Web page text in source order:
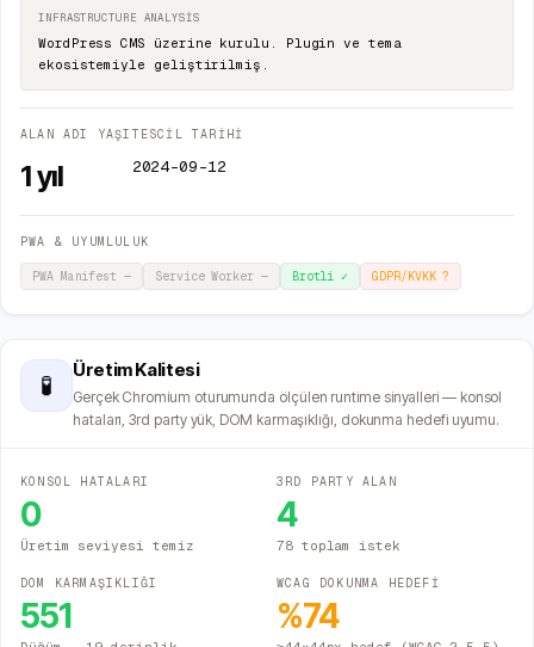
INFRASTRUCTURE ANALYSIS
WordPress CMS üzerine kurulu. Plugin ve tema
ekosistemiyle geliştirilmiş.
ALAN ADI YAŞI
1yıl
TESCİL TARİHİ
2024-09-12
PWA & UYUMLULUK
PWA Manifest— Service Worker — Brotli✓ GDPR/KVKK?
🧪
Üretim Kalitesi
Gerçek Chromium oturumunda ölçülen runtime sinyalleri — konsol
hataları, 3rd party yük, DOM karmaşıklığı, dokunma hedefi uyumu.
KONSOL HATALARI
0
Üretim seviyesi temiz
3RD PARTY ALAN
4
78 toplam istek
DOM KARMAŞIKLIĞI
551
WCAG DOKUNMA HEDEFİ
%74